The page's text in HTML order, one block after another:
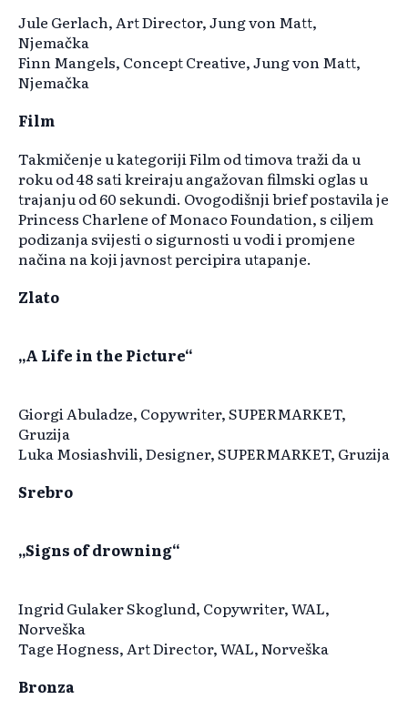
Jule Gerlach, Art Director, Jung von Matt,
Njemačka
Finn Mangels, Concept Creative, Jung von Matt,
Njemačka
Film
Takmičenje u kategoriji Film od timova traži da u
roku od 48 sati kreiraju angažovan filmski oglas u
trajanju od 60 sekundi. Ovogodišnji brief postavila je
Princess Charlene of Monaco Foundation, s ciljem
podizanja svijesti o sigurnosti u vodi i promjene
načina na koji javnost percipira utapanje.
Zlato
„A Life in the Picture“
Giorgi Abuladze, Copywriter, SUPERMARKET,
Gruzija
Luka Mosiashvili, Designer, SUPERMARKET, Gruzija
Srebro
„Signs of drowning“
Ingrid Gulaker Skoglund, Copywriter, WAL,
Norveška
Tage Hogness, Art Director, WAL, Norveška
Bronza